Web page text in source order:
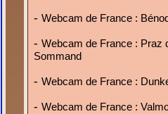
- Webcam de France :
- Webcam de France : Praz
Sommand
- Webcam de France :
- Webcam de France :